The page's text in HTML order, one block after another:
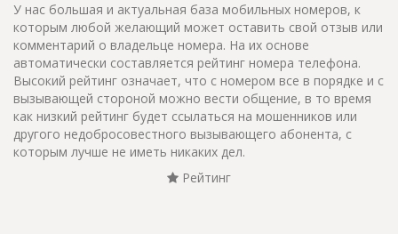
У нас большая и актуальная база мобильных номеров, к
которым любой желающий может оставить свой отзыв или
комментарий о владельце номера. На их основе
автоматически составляется рейтинг номера телефона.
Высокий рейтинг означает, что с номером все в порядке и с
вызывающей стороной можно вести общение, в то время
как низкий рейтинг будет ссылаться на мошенников или
другого недобросовестного вызывающего абонента, с
которым лучше не иметь никаких дел.
Рейтинг